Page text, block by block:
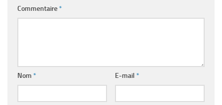
Commentaire*
Nom * E-mail *